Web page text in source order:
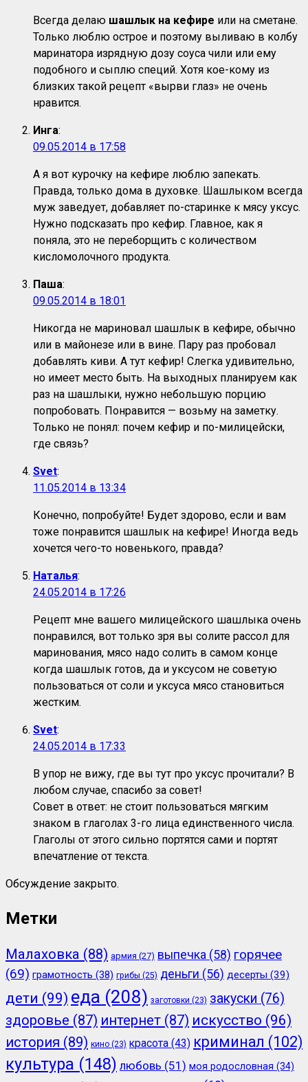
Всегда делаю шашлык на кефире или на сметане.
Только люблю острое и поэтому выливаю в колбу
маринатора изрядную дозу соуса чили или ему
подобного и сыплю специй. Хотя кое-кому из
близких такой рецепт «вырви глаз» не очень
нравится.
Инга:
09.05.2014 в 17:58
А я вот курочку на кефире люблю запекать.
Правда, только дома в духовке. Шашлыком всегда
муж заведует, добавляет по-старинке к мясу уксус.
Нужно подсказать про кефир. Главное, как я
поняла, это не переборщить с количеством
кисломолочного продукта.
Паша:
09.05.2014 в 18:01
Никогда не мариновал шашлык в кефире, обычно
или в майонезе или в вине. Пару раз пробовал
добавлять киви. А тут кефир! Слегка удивительно,
но имеет место быть. На выходных планируем как
раз на шашлыки, нужно небольшую порцию
попробовать. Понравится — возьму на заметку.
Только не понял: почем кефир и по-милицейски,
где связь?
Svet:
11.05.2014 в 13:34
Конечно, попробуйте! Будет здорово, если и вам
тоже понравится шашлык на кефире! Иногда ведь
хочется чего-то новенького, правда?
Наталья:
24.05.2014 в 17:26
Рецепт мне вашего милицейского шашлыка очень
понравился, вот только зря вы солите рассол для
маринования, мясо надо солить в самом конце
когда шашлык готов, да и уксусом не советую
пользоваться от соли и уксуса мясо становиться
жестким.
Svet:
24.05.2014 в 17:33
В упор не вижу, где вы тут про уксус прочитали? В
любом случае, спасибо за совет!
Совет в ответ: не стоит пользоваться мягким
знаком в глаголах 3-го лица единственного числа.
Глаголы от этого сильно портятся сами и портят
впечатление от текста.
Обсуждение закрыто.
Метки
Малаховка (88) армия (27) выпечка (58) горячее
(69) грамотность (38) грибы (25) деньги (56) десерты (39)
дети (99) еда (208) заготовки (23) закуски (76)
здоровье (87) интернет (87) искусство (96)
история (89) кино (23) красота (43) криминал (102)
культура (148) любовь (51) моя родословная (34)